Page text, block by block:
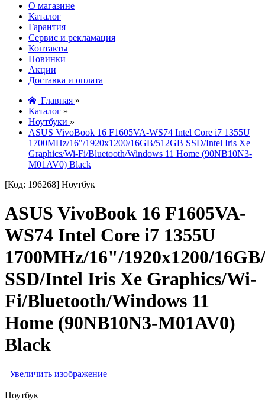
О магазине
Каталог
Гарантия
Сервис и рекламация
Контакты
Новинки
Акции
Доставка и оплата
Главная »
Каталог »
Ноутбуки »
ASUS VivoBook 16 F1605VA-WS74 Intel Core i7 1355U
1700MHz/16"/1920x1200/16GB/512GB SSD/Intel Iris Xe
Graphics/Wi-Fi/Bluetooth/Windows 11 Home (90NB10N3-
M01AV0) Black
[Код: 196268] Ноутбук
ASUS VivoBook 16 F1605VA-
WS74 Intel Core i7 1355U
1700MHz/16"/1920x1200/
SSD/Intel Iris Xe Graphics/Wi-
Fi/Bluetooth/Windows 11
Home (90NB10N3-M01AV0)
Black
Увеличить изображение
Ноутбук